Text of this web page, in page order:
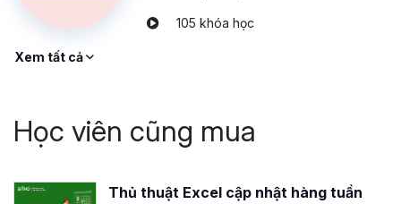
105 khóa học
Xem tất cả
Học viên cũng mua
Thủ thuật Excel cập nhật hàng tuần